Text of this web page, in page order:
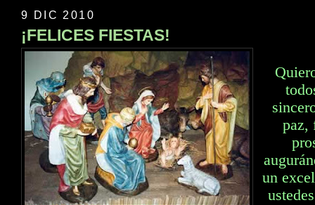
9 DIC 2010
¡FELICES FIESTAS!
paz,
un